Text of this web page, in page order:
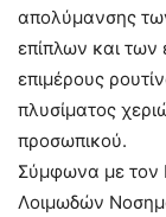
απολύμανσης
επίπλων και των
επιμέρους
πλυσίματος
προσωπικού.
Σύμφωνα με τον
Λοιμωδών